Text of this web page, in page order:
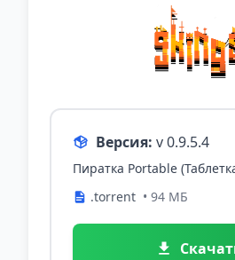
Версия: v 0.9.5.4
Пиратка Portable
.torrent • 94 МБ